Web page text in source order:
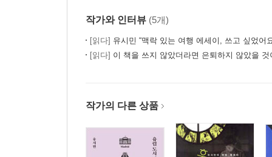
작가와 인터뷰 (5개)
[읽다] 유시민 “맥락 있는 여행 에세이, 쓰고 싶었어
[읽다] 이 책을 쓰지 않았더라면 은퇴하지 않았을 것
작가의 다른 상품